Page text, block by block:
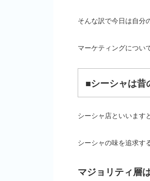
そんな訳で今日は自分
マーケティングについ
■シーシャは昔
シーシャ店といいます
シーシャの味を追求す
マジョリティ層